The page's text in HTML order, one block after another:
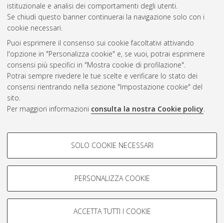
istituzionale e analisi dei comportamenti degli utenti.
Se chiudi questo banner continuerai la navigazione solo con i
cookie necessari.
Puoi esprimere il consenso sui cookie facoltativi attivando
l'opzione in "Personalizza cookie" e, se vuoi, potrai esprimere
consensi più specifici in "Mostra cookie di profilazione".
Potrai sempre rivedere le tue scelte e verificare lo stato dei
consensi rientrando nella sezione "Impostazione cookie" del
sito.
Per maggiori informazioni consulta la nostra Cookie policy.
COOKIE DI PROFILAZIONE -
Si tratta di cookie utilizzati per analizzare le caratteristiche della
navigazione degli utenti, creare profili in base al loro comportamento
Mostra cookie di profilazione
SOLO COOKIE NECESSARI
PERSONALIZZA COOKIE
ACCETTA TUTTI I COOKIE
Atom
Rss 1.0
Rss 2.0
ISSN: 2038-7946
Impostazioni Cookie
Informativa sulla privacy
Condizioni d’uso del sito